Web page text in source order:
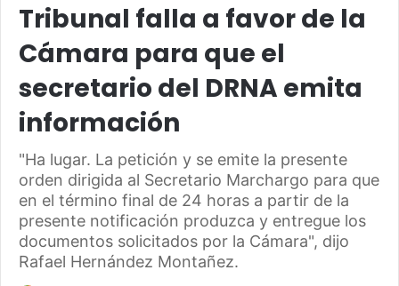
Tribunal falla a favor de la
Cámara para que el
secretario del DRNA emita
información
"Ha lugar. La petición y se emite la presente
orden dirigida al Secretario Marchargo para que
en el término final de 24 horas a partir de la
presente notificación produzca y entregue los
documentos solicitados por la Cámara", dijo
Rafael Hernández Montañez.